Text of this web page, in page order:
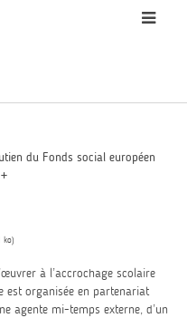
du Fonds social européen
ko)
à l’accrochage scolaire
est organisée en partenariat
agente mi-temps externe, d’un